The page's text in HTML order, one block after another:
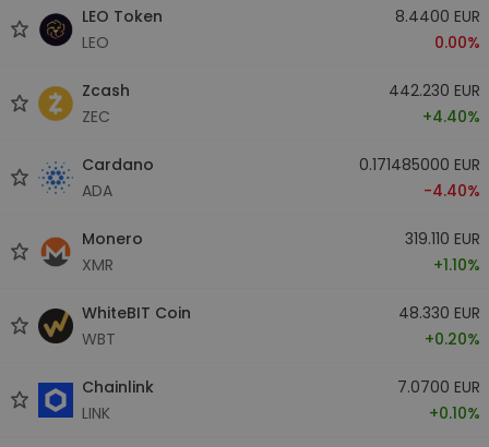
LEO Token
LEO
8.4400 EUR
0.00%
Zcash
ZEC
442.230 EUR
+4.40%
Cardano
ADA
0.171485000 EUR
-4.40%
Monero
XMR
319.110 EUR
+1.10%
WhiteBIT Coin
WBT
48.330 EUR
+0.20%
Chainlink
LINK
7.0700 EUR
+0.10%